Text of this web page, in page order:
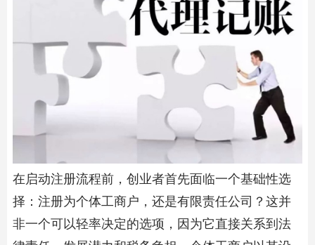
在启动注册流程前，创业者首先面临一个基础性选
择：注册为个体工商户，还是有限责任公司？这并
非一个可以轻率决定的选项，因为它直接关系到法